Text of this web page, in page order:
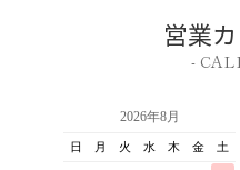
営業
-